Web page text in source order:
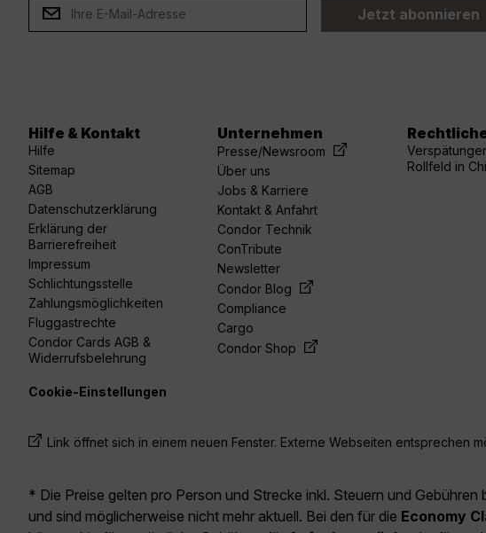
Jetzt abonnieren
Hilfe & Kontakt
Hilfe
Sitemap
AGB
Datenschutzerklärung
Erklärung der
Barrierefreiheit
Impressum
Schlichtungsstelle
Zahlungsmöglichkeiten
Fluggastrechte
Condor Cards AGB &
Widerrufsbelehrung
Unternehmen
Presse/Newsroom
Über uns
Jobs & Karriere
Kontakt & Anfahrt
Condor Technik
ConTribute
Newsletter
Condor Blog
Compliance
Cargo
Condor Shop
Rollfeld in
linkedin youtubespotify
Cookie-Einstellungen
Link öffnet sich in einem neuen Fenster. Externe Webseiten entsprechen
* Die Preise gelten pro Person und Strecke inkl. Steuern und
und sind möglicherweise nicht mehr aktuell. Bei den für die Economy